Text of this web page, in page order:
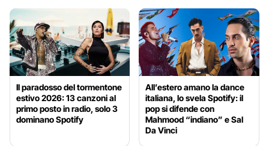
Il paradosso del tormentone
estivo 2026: 13 canzoni al
primo posto in radio, solo 3
dominano Spotify
All’estero amano la dance
italiana, lo svela Spotify: il
pop si difende con
Mahmood “indiano” e Sal
Da Vinci